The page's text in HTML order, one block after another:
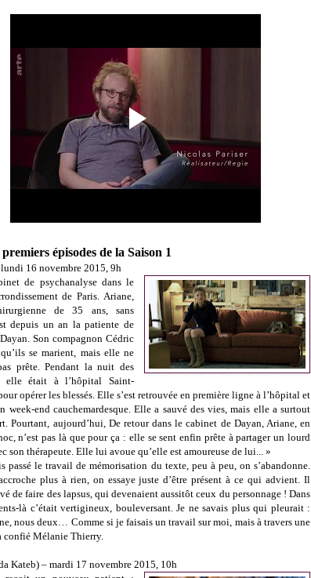
épisodes de la Saison 1
16 novembre 2015, 9h
de psychanalyse dans le
de Paris. Ariane,
de 35 ans, sans
depuis un an la patiente de
Son compagnon Cédric
se marient, mais elle ne
prête. Pendant la nuit des
elle était à l’hôpital Saint-
opérer les blessés. Elle s’est retrouvée en première ligne à l’hôpital et
week-end cauchemardesque. Elle a sauvé des vies, mais elle a surtout
Pourtant, aujourd’hui, De retour dans le cabinet de Dayan, Ariane, en
n’est pas là que pour ça : elle se sent enfin prête à partager un lourd
son thérapeute. Elle lui avoue qu’elle est amoureuse de lui... »
passé le travail de mémorisation du texte, peu à peu, on s’abandonne.
plus à rien, on essaye juste d’être présent à ce qui advient. Il
de faire des lapsus, qui devenaient aussitôt ceux du personnage ! Dans
là c’était vertigineux, bouleversant. Je ne savais plus qui pleurait :
nous deux… Comme si je faisais un travail sur moi, mais à travers une
confié Mélanie Thierry.
Kateb) – mardi 17 novembre 2015, 10h